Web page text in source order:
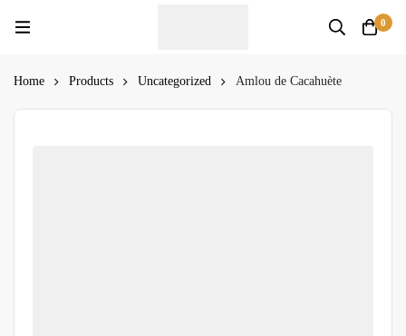
0
Home Products Uncategorized Amlou de Cacahuète